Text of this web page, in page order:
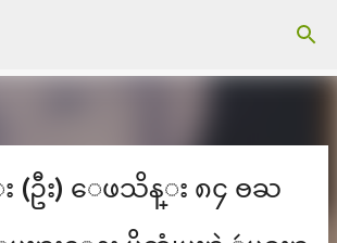
ဦး) ေဖသိန္း ၈၄ ႎႀ